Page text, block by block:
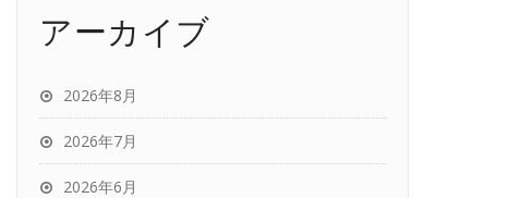
アーカイブ
2026年8月
2026年7月
2026年6月